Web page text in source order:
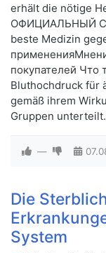
erhält die nötige
ОФИЦИАЛЬНЫЙ
beste Medizin
покупателей Что
Bluthochdruck für
gemäß ihrem
Gruppen unterteilt.
—
Die
System